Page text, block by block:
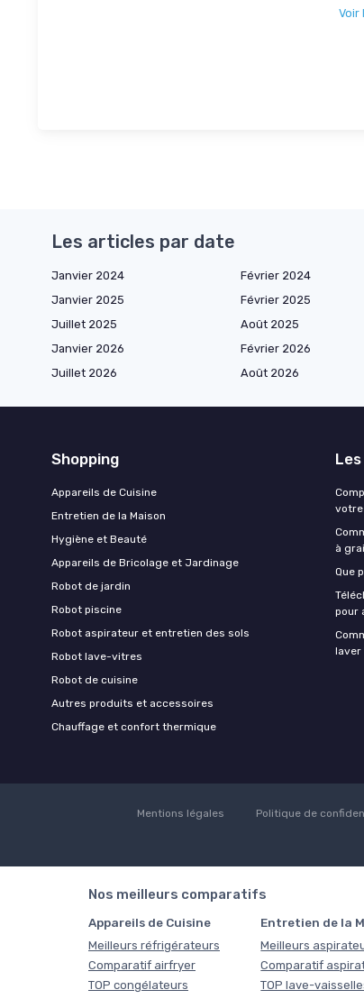
Voir
Les articles par date
Janvier 2024 Février 2024
Janvier 2025
Février 2025
Juillet 2025
Août 2025
Janvier 2026
Février 2026
Juillet 2026
Août 2026
Shopping
Appareils de Cuisine
Entretien de la Maison
Hygiène et Beauté
Appareils de Bricolage et Jardinage
Robot de jardin
Robot piscine
Robot aspirateur et entretien des sols
Robot lave-vitres
Robot de cuisine
Autres produits et accessoires
Chauffage et confort thermique
votre
à
Que
pour
laver
Mentions légales Politique de
Nos meilleurs comparatifs
Appareils de Cuisine
Meilleurs réfrigérateurs
Comparatif airfryer
TOP congélateurs
Entretien de la
Meilleurs
Comparatif
TOP lave-